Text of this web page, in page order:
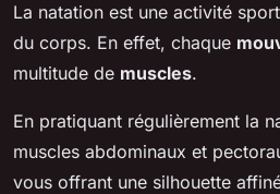
La natation est une activité
du corps. En effet, chaque
multitude de muscles.
En pratiquant régulièrement la
muscles abdominaux et
vous offrant une silhouette